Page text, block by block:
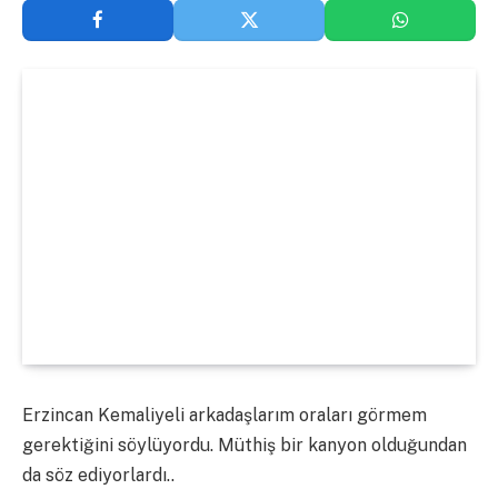
Erzincan Kemaliyeli arkadaşlarım oraları görmem
gerektiğini söylüyordu. Müthiş bir kanyon olduğundan
da söz ediyorlardı..